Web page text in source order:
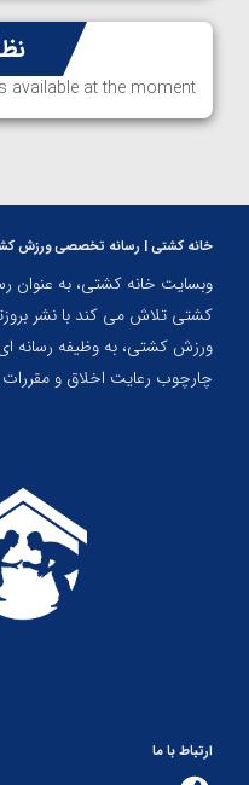
available at the moment.
خانه کشتی | رسانه تخصصی ورزش
وبسایت خانه کشتی، به
کشتی تلاش می کند با نشر
ورزش کشتی، به وظیفه رسانه
چارچوب رعایت اخلاق و
ارتباط با ما